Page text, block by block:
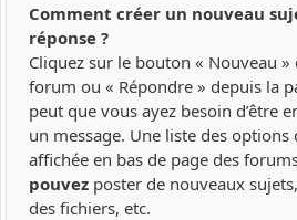
Comment créer un nouveau
réponse ?
Cliquez sur le bouton « Nouveau »
forum ou « Répondre » depuis la
peut que vous ayez besoin d’être
un message. Une liste des options
affichée en bas de page des
pouvez poster de nouveaux
des fichiers, etc.